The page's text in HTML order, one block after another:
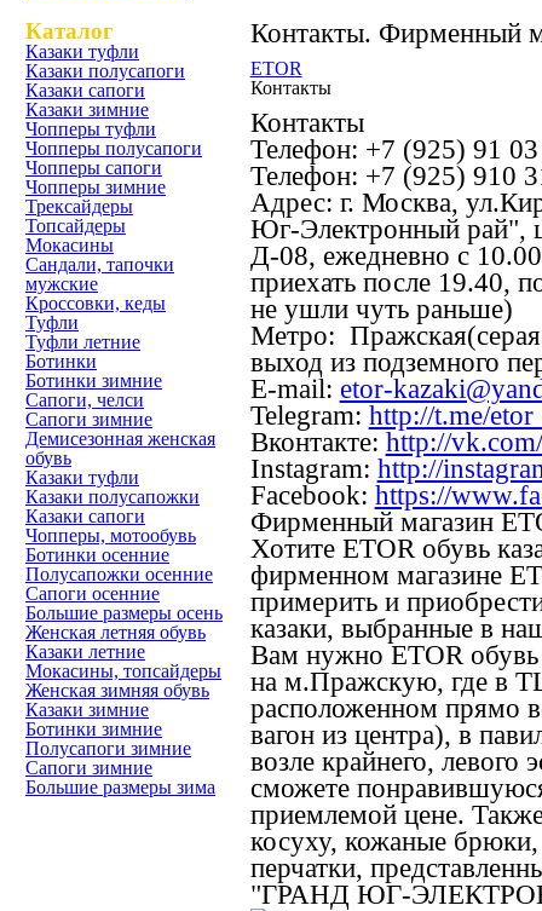
Каталог
Казаки туфли
Казаки полусапоги
Казаки сапоги
Казаки зимние
Чопперы туфли
Чопперы полусапоги
Чопперы сапоги
Чопперы зимние
Трексайдеры
Топсайдеры
Мокасины
Сандали, тапочки
мужские
Кроссовки, кеды
Туфли
Туфли летние
Ботинки
Ботинки зимние
Сапоги, челси
Сапоги зимние
Демисезонная женская
обувь
Казаки туфли
Казаки полусапожки
Казаки сапоги
Чопперы, мотообувь
Ботинки осенние
Полусапожки осенние
Сапоги осенние
Большие размеры осень
Женская летняя обувь
Казаки летние
Мокасины, топсайдеры
Женская зимняя обувь
Казаки зимние
Ботинки зимние
Полусапоги зимние
Сапоги зимние
Большие размеры зима
Контакты. Фирменный
ETOR
Контакты
Контакты
Телефон: +7 (925) 91
Телефон: +7 (925) 910
Адрес: г. Москва,
Юг-Электронный рай",
Д-08, ежедневно с
приехать после 19.40,
не ушли чуть раньше)
Метро:
выход из подземного
E-mail: etor-
Telegram: http://t.me/
Вконтакте: http://
Instagram: http://
Facebook: https://
Фирменный магазин
Хотите ETOR обувь
фирменном магазине
примерить и
казаки, выбранные в
Вам нужно ETOR обувь
на м.Пражскую, где в
расположенном прямо
вагон из центра), в
возле крайнего, левого
сможете
приемлемой цене.
косуху, кожаные
перчатки,
"ГРАНД ЮГ-